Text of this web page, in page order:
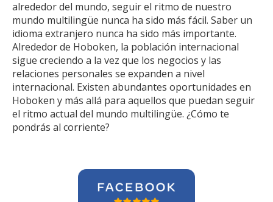
alrededor del mundo, seguir el ritmo de nuestro
mundo multilingüe nunca ha sido más fácil. Saber un
idioma extranjero nunca ha sido más importante.
Alrededor de Hoboken, la población internacional
sigue creciendo a la vez que los negocios y las
relaciones personales se expanden a nivel
internacional. Existen abundantes oportunidades en
Hoboken y más allá para aquellos que puedan seguir
el ritmo actual del mundo multilingüe. ¿Cómo te
pondrás al corriente?